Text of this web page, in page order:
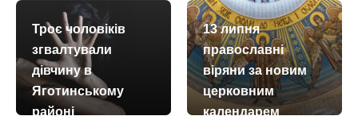
Троє чоловіків
згвалтували
дівчину в
Яготинському
районі
13 липня
православні
віряни за новим
церковним
календарем